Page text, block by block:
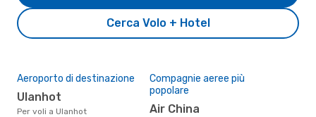
Cerca Volo + Hotel
Aeroporto di destinazione
Ulanhot
Per voli a Ulanhot
Compagnie aeree più
popolare
Air China